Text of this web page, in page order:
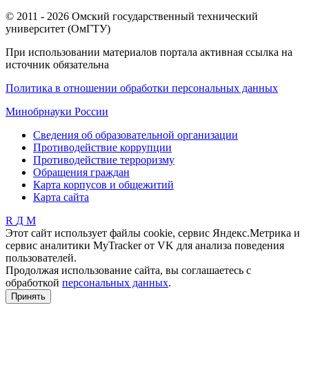
© 2011 - 2026 Омский государственный технический
университет (ОмГТУ)
При использовании материалов портала активная ссылка на
источник обязательна
Политика в отношении обработки персональных данных
Минобрнауки России
Сведения об образовательной организации
Противодействие коррупции
Противодействие терроризму
Обращения граждан
Карта корпусов и общежитий
Карта сайта
R Д М
Этот сайт использует файлы cookie, сервис Яндекс.Метрика и
сервис аналитики MyTracker от VK для анализа поведения
пользователей.
Продолжая использование сайта, вы соглашаетесь с
обработкой персональных данных.
Принять